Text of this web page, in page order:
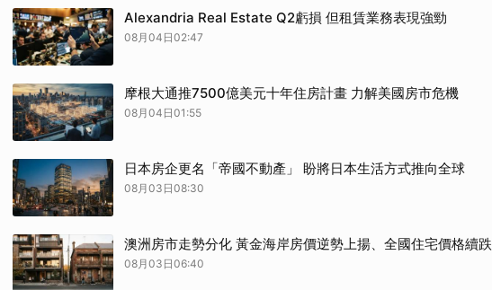
Alexandria Real Estate Q2虧損 但租賃業務表現強勁
08月04日02:47
摩根大通推7500億美元十年住房計畫 力解美國房市危機
08月04日01:55
日本房企更名「帝國不動產」 盼將日本生活方式推向全球
08月03日08:30
澳洲房市走勢分化 黃金海岸房價逆勢上揚、全國住宅價格續跌
08月03日06:40